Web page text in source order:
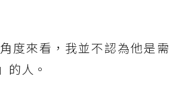
度來看，我並不認為他是需
的人。